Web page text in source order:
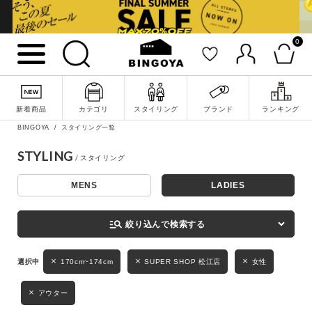
0
新着商品 カテゴリ スタイリング ブランド ランキング
詳細検索
キーワード
性別
MENS LADIES KIDS
BINGOYA スタイリング一覧
STYLING
MENS LADIES
manage_search 絞り込んで検索する
170cm~174cm SUPER SHOP 松江店 女性
アウター